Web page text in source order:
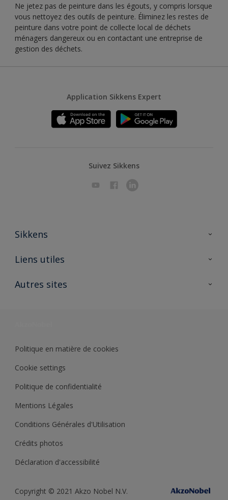
Ne jetez pas de peinture dans les égouts, y compris lorsque
vous nettoyez des outils de peinture. Éliminez les restes de
peinture dans votre point de collecte local de déchets
ménagers dangereux ou en contactant une entreprise de
gestion des déchets.
Application Sikkens Expert
Suivez Sikkens
Sikkens
A propos de Sikkens
Liens utiles
Ouvrir un magasin PASS
Autres sites
Politique en matière de cookies
Cookie settings
Politique de confidentialité
Mentions Légales
Conditions Générales d'Utilisation
Crédits photos
Déclaration d'accessibilité
Copyright © 2021 Akzo Nobel N.V.